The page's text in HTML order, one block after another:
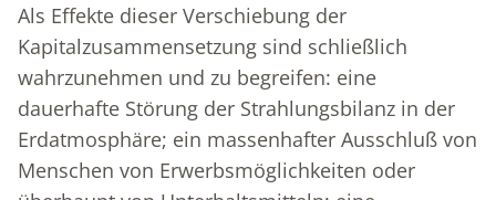
Als Effekte dieser Verschiebung der
Kapitalzusammensetzung sind schließlich
wahrzunehmen und zu begreifen: eine
dauerhafte Störung der Strahlungsbilanz in der
Erdatmosphäre; ein massenhafter Ausschluß von
Menschen von Erwerbsmöglichkeiten oder